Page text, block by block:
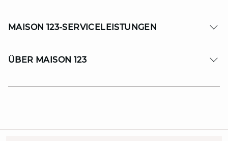
MAISON 123-SERVICELEISTUNGEN
ÜBER MAISON 123